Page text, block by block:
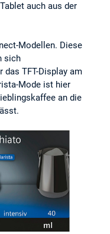
auch aus der
Modellen. Diese
sich
TFT-Display am
Mode ist hier
an die